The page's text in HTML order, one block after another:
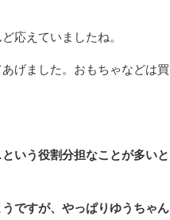
応えていましたね。
げました。おもちゃなどは買
いう役割分担なことが多いと
ですが、やっぱりゆうちゃん